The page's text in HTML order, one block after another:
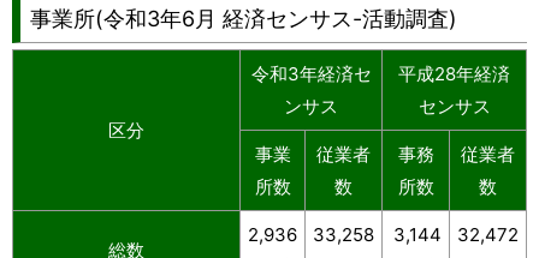
事業所(令和3年6月 経済センサス-活動調査)
区分
令和3年経済セ
ンサス
平成28年経済
センサス
事業
所数
従業者
数
事務
所数
従業者
数
総数
2,936
33,258
3,144
32,472